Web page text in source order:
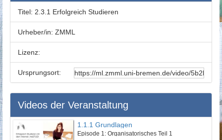
Titel: 2.3.1 Erfolgreich Studieren
Urheber/in: ZMML
Lizenz:
Ursprungsort:
Videos der Veranstaltung
1.1.1 Grundlagen
Episode 1: Organisatorisches Teil 1